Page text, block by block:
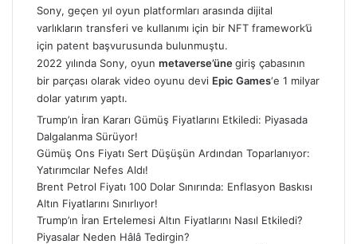
Sony, geçen yıl oyun platformları arasında dijital
varlıkların transferi ve kullanımı için bir NFT framework’ü
için patent başvurusunda bulunmuştu.
2022 yılında Sony, oyun metaverse’ünegiriş çabasının
bir parçası olarak video oyunu devi Epic Games‘e 1 milyar
dolar yatırım yaptı.
Trump’ın İran Kararı Gümüş Fiyatlarını Etkiledi: Piyasada
Dalgalanma Sürüyor!
Gümüş Ons Fiyatı Sert Düşüşün Ardından Toparlanıyor:
Yatırımcılar Nefes Aldı!
Brent Petrol Fiyatı 100 Dolar Sınırında: Enflasyon Baskısı
Altın Fiyatlarını Sınırlıyor!
Trump’ın İran Ertelemesi Altın Fiyatlarını Nasıl Etkiledi?
Piyasalar Neden Hâlâ Tedirgin?